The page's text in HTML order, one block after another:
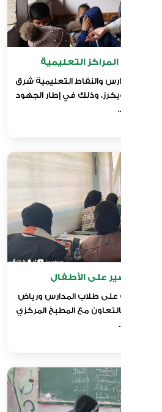
على المراكز التعليمية
في المدارس والنقاط التعليمية شرق
كويكرز، وذلك في إطار الجهود
المبذولة...
علب العصير على الأطفال
المغذية على طلاب المدارس ورياض
وذلك بالتعاون مع المطبخ المركزي
العالمي،...